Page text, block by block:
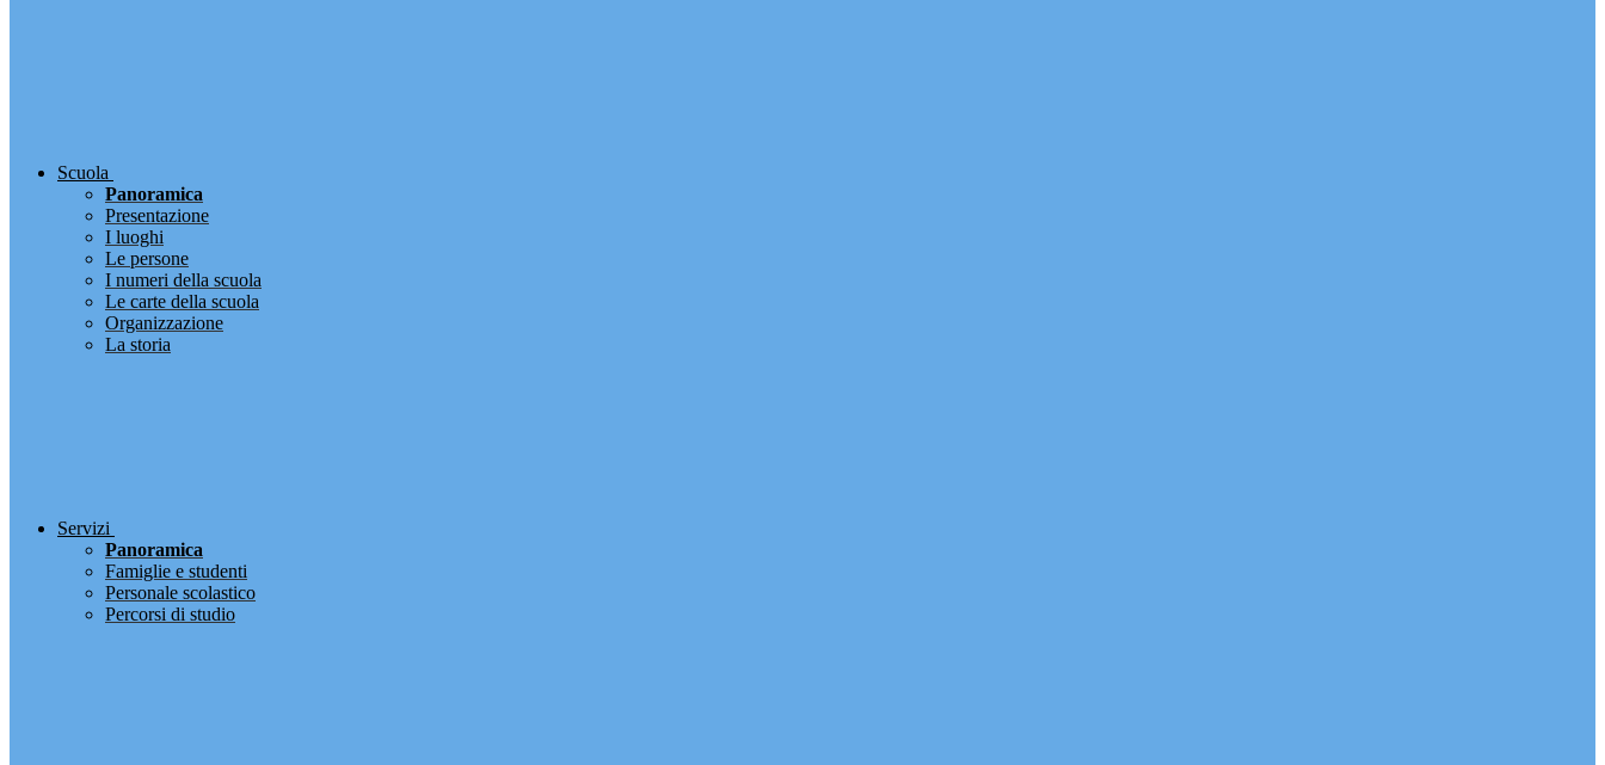
Scuola
Panoramica
Presentazione
I luoghi
Le persone
I numeri della scuola
Le carte della scuola
Organizzazione
La storia
Servizi
Panoramica
Famiglie e studenti
Personale scolastico
Percorsi di studio